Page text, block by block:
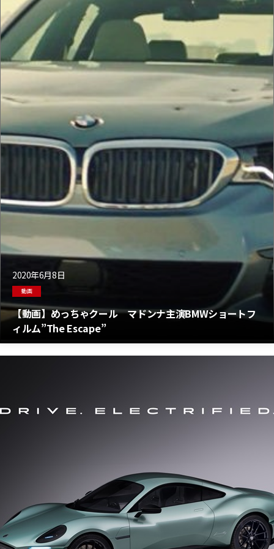
2020年6月8日
動画
【動画】めっちゃクール マドンナ主演BMWショートフ
ィルム”The Escape”